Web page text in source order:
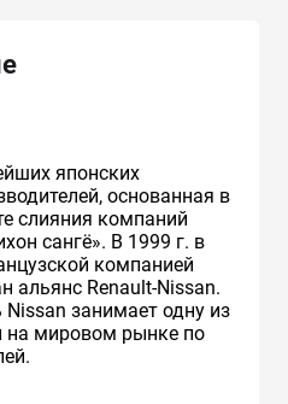
японских
основанная в
слияния компаний
сангё». В 1999 г. в
компанией
альянс Renault-Nissan.
занимает одну из
мировом рынке по